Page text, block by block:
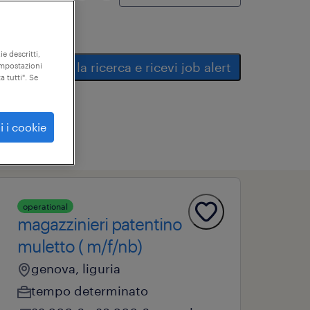
salva la ricerca e ricevi job alert
operational
magazzinieri patentino
muletto ( m/f/nb)
genova, liguria
tempo determinato
descritti,
tutti". Se
i cookie